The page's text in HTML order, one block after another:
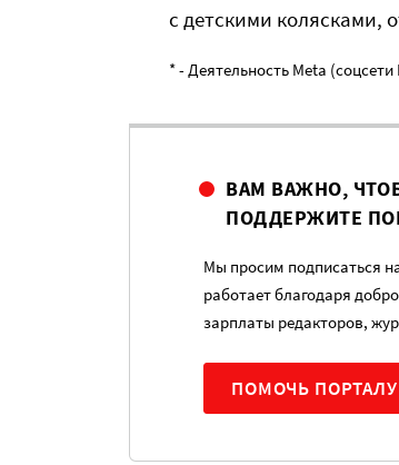
с детскими колясками,
* - Деятельность Meta
ВАМ ВАЖНО,
ПОДДЕРЖИТЕ
Мы просим подписаться
работает благодаря
зарплаты редакторов,
ПОМОЧЬ ПОРТАЛУ